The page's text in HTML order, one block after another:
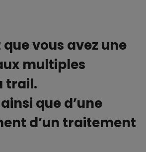
vous avez une
multiples
trail.
que d’une
d’un traitement